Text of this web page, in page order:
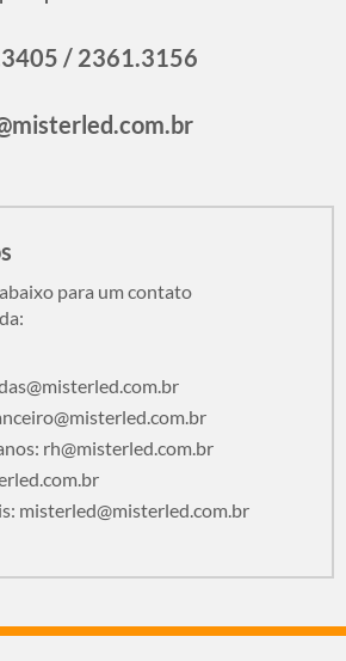
/ 2361.3156
para um contato
rh@misterled.com.br
misterled@misterled.com.br